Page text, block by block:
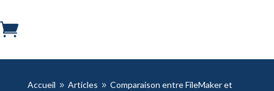

Accueil 9 Articles 9 Comparaison entre FileMaker et